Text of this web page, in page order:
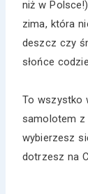
niż w
zima, która
deszcz czy
słońce
To wszystko
samolotem z
wybierzesz
dotrzesz na